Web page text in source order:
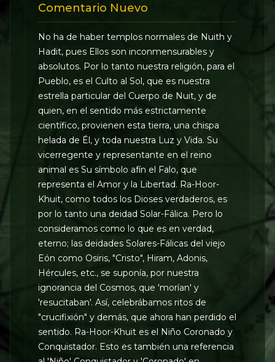
Comentario Nuevo
No ha de haber templos normales de Nuith y
Hadit, pues Ellos son inconmensurables y
absolutos. Por lo tanto nuestra religión, para el
Pueblo, es el Culto al Sol, que es nuestra
estrella particular del Cuerpo de Nuit, y de
quien, en el sentido más estrictamente
científico, provienen esta tierra, una chispa
helada de Él, y toda nuestra Luz y Vida. Su
vicerregente y representante en el reino
animal es Su símbolo afín el Falo, que
representa el Amor y la Libertad. Ra-Hoor-
Khuit, como todos los Dioses verdaderos, es
por lo tanto una deidad Solar-Fálica. Pero lo
consideramos como lo que es en verdad,
eterno; las deidades Solares-Fálicas del viejo
Eón como Osiris, "Cristo", Hiram, Adonis,
Hércules, etc., se suponía, por nuestra
ignorancia del Cosmos, que 'morían' y
'resucitaban'. Así, celebrábamos ritos de
"crucifixión" y demás, que ahora han perdido el
sentido. Ra-Hoor-Khuit es el Niño Coronado y
Conquistador. Esto es también una referencia